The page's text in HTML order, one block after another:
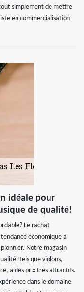
simplement de mettre
en commercialisation
idéale pour
de qualité!
Le rachat
économique à
pionnier. Notre magasin
tels que violons,
à des prix très attractifs.
dans le domaine